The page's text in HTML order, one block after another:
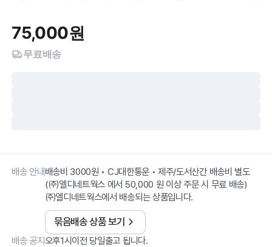
75,000원
무료배송
배송 안내배송비 3000원 • CJ대한통운 • 제주/도서산간 배송비 별도
(㈜엘디네트웍스 에서 50,000 원 이상 주문 시 무료 배송)
㈜엘디네트웍스에서 배송되는 상품입니다.
묶음배송 상품 보기
배송 공지오후1시이전 당일출고 됩니다.